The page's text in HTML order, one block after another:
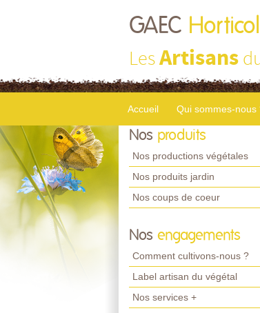
GAEC
LesArtisans
Accueil Qui sommes-nous
Nos produits
Nos productions végétales
Nos produits jardin
Nos coups de coeur
Nos engagements
Comment cultivons-nous ?
Label artisan du végétal
Nos services +